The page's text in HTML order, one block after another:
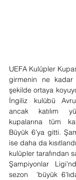
UEFA Kulüpler
girmenin ne
şekilde ortaya
İngiliz kulübü
ancak katılım
kupalarına tüm
Büyük 6'ya gitti.
ise daha da
kulüpler tarafından
Şampiyonlar
sezon  'büyük